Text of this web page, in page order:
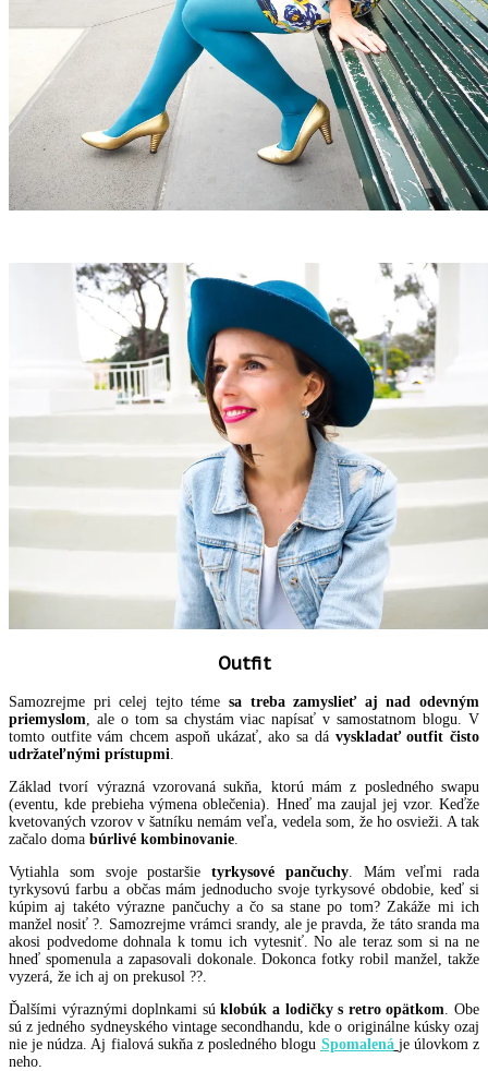
Outfit
Samozrejme pri celej tejto téme sa treba zamyslieť aj nad odevným
priemyslom , ale o tom sa chystám viac napísať v samostatnom blogu. V
tomto outfite vám chcem aspoň ukázať, ako sa dá vyskladať outfit čisto
udržateľnými prístupmi
Základ tvorí výrazná vzorovaná sukňa, ktorú mám z posledného swapu
(eventu, kde prebieha výmena oblečenia). Hneď ma zaujal jej vzor. Keďže
kvetovaných vzorov v šatníku nemám veľa, vedela som, že ho osvieži. A tak
začalo doma búrlivé kombinovanie
Vytiahla som svoje postaršie tyrkysové pančuchy. Mám veľmi rada
tyrkysovú farbu a občas mám jednoducho svoje tyrkysové obdobie, keď si
kúpim aj takéto výrazne pančuchy a čo sa stane po tom? Zakáže mi ich
manžel nosiť ?. Samozrejme vrámci srandy, ale je pravda, že táto sranda ma
akosi podvedome dohnala k tomu ich vytesniť. No ale teraz som si na ne
hneď spomenula a zapasovali dokonale. Dokonca fotky robil manžel, takže
vyzerá, že ich aj on prekusol ??.
Ďalšími výraznými doplnkami súklobúk a lodičky s retro opätkom . Obe
sú z jedného sydneyského vintage secondhandu, kde o originálne kúsky ozaj
nie je núdza. Aj fialová sukňa z posledného blogu Spomalená je úlovkom z
neho.